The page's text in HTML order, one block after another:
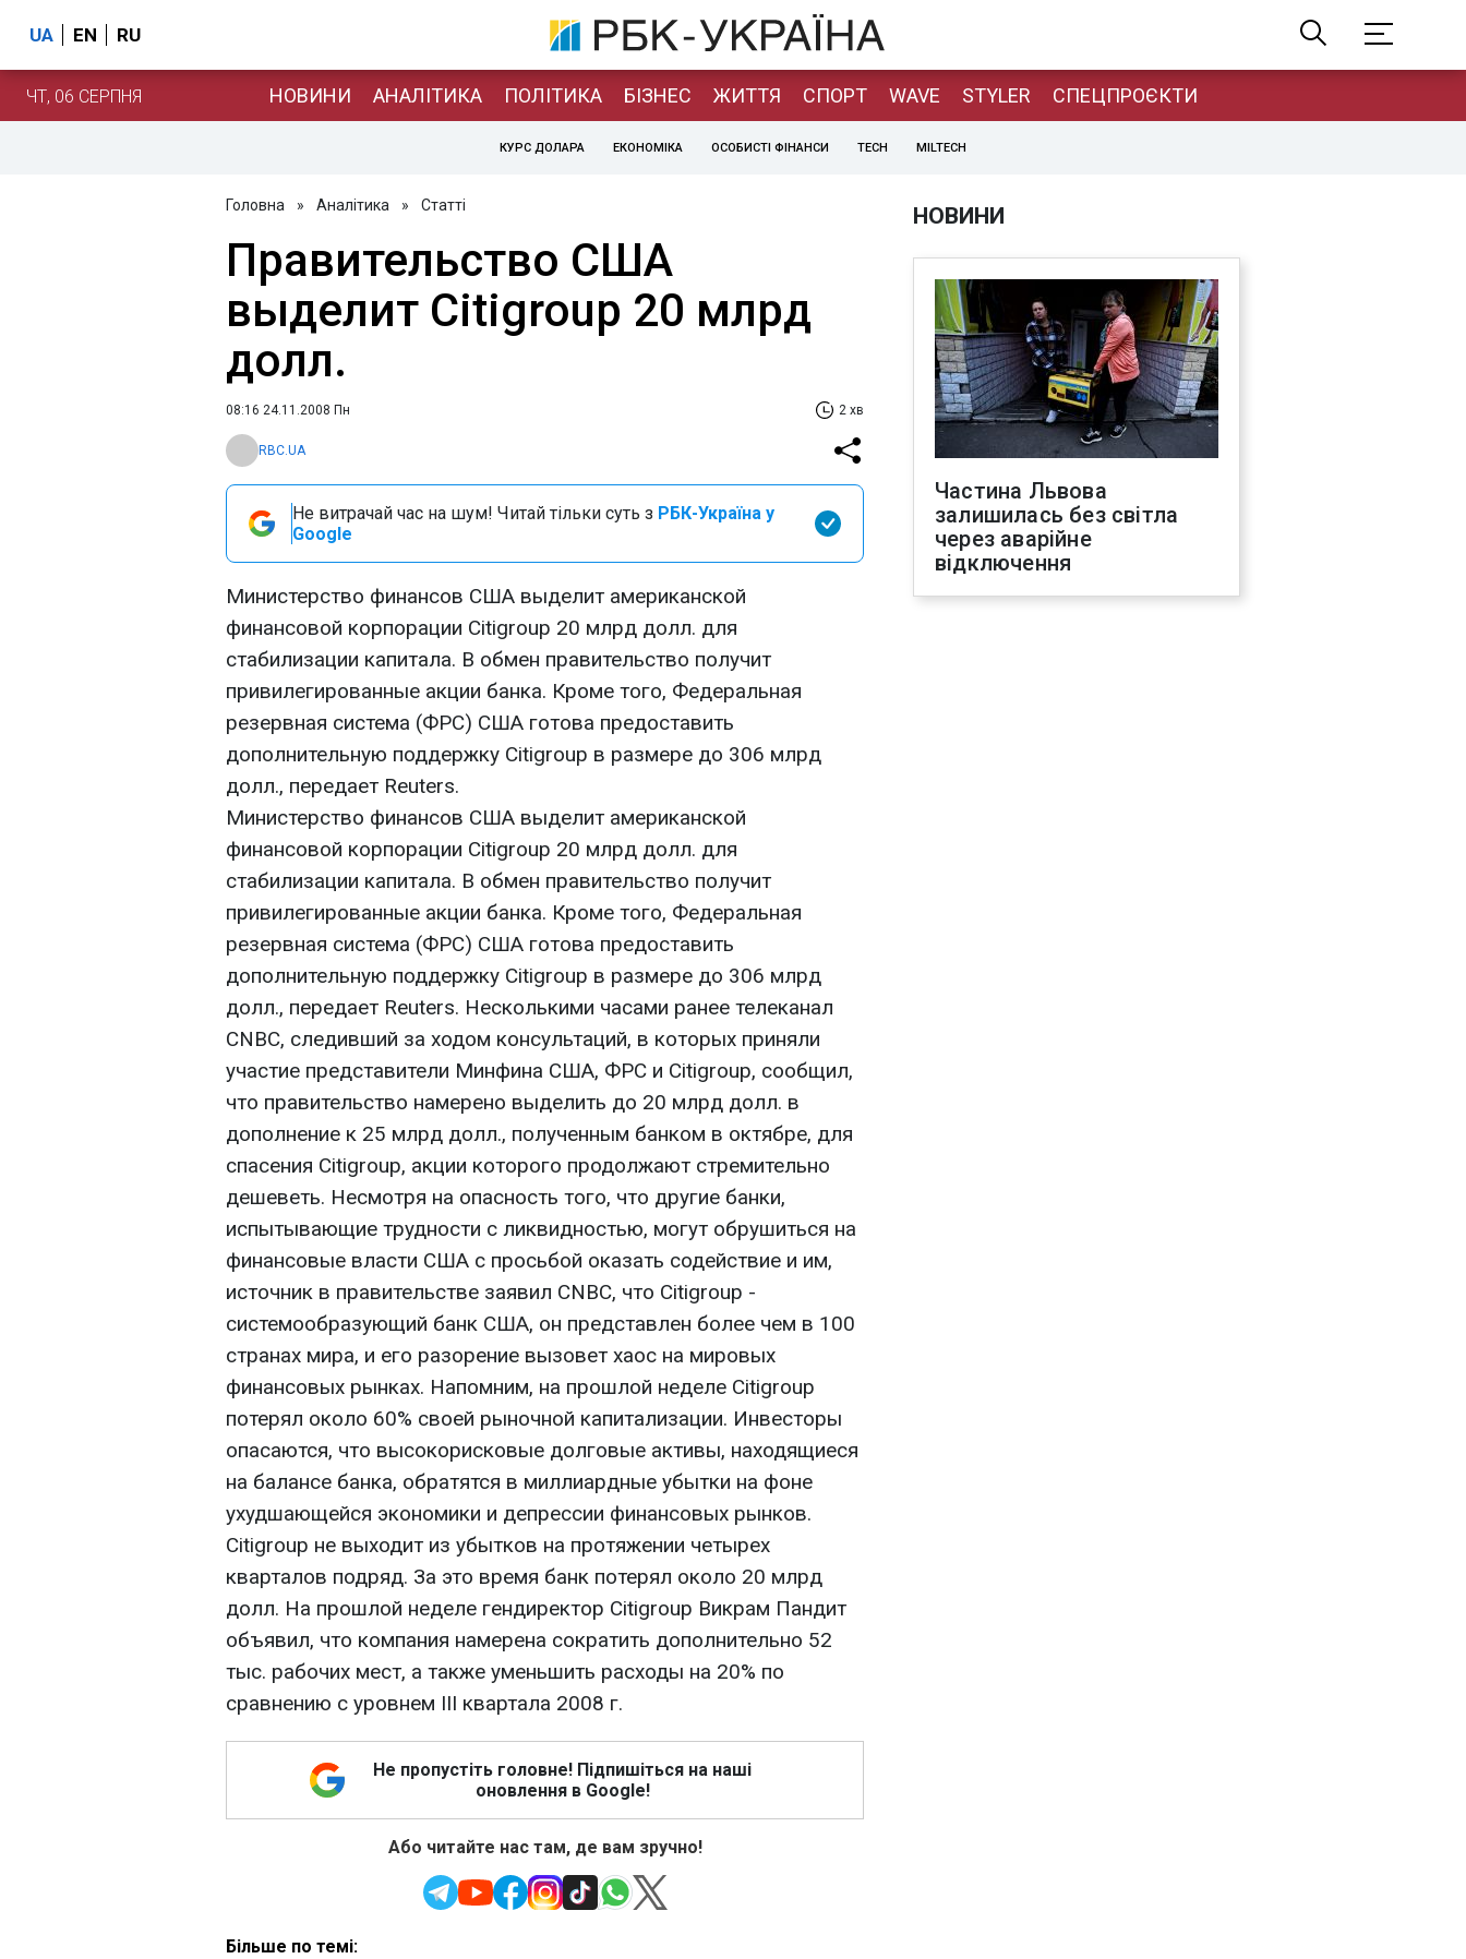
UA EN RU
ЧТ, 06 СЕРПНЯ НОВИНИ АНАЛІТИКА ПОЛІТИКА БІЗНЕС ЖИТТЯ СПОРТ WAVE STYLER СПЕЦПРОЄКТИ
КУРС ДОЛАРА ЕКОНОМІКА ОСОБИСТІ ФІНАНСИ TECH MILTECH
Головна » Аналітика » Статті
Правительство США
выделит Citigroup 20 млрд
долл.
08:16 24.11.2008 Пн 2 хв
RBC.UA
Не витрачай час на шум! Читай тільки суть з РБК-Україна у
Google
Министерство финансов США выделит американской
финансовой корпорации Citigroup 20 млрд долл. для
стабилизации капитала. В обмен правительство получит
привилегированные акции банка. Кроме того, Федеральная
резервная система (ФРС) США готова предоставить
дополнительную поддержку Citigroup в размере до 306 млрд
долл., передает Reuters.
Министерство финансов США выделит американской
финансовой корпорации Citigroup 20 млрд долл. для
стабилизации капитала. В обмен правительство получит
привилегированные акции банка. Кроме того, Федеральная
резервная система (ФРС) США готова предоставить
дополнительную поддержку Citigroup в размере до 306 млрд
долл., передает Reuters. Несколькими часами ранее телеканал
CNBC, следивший за ходом консультаций, в которых приняли
участие представители Минфина США, ФРС и Citigroup, сообщил,
что правительство намерено выделить до 20 млрд долл. в
дополнение к 25 млрд долл., полученным банком в октябре, для
спасения Citigroup, акции которого продолжают стремительно
дешеветь. Несмотря на опасность того, что другие банки,
испытывающие трудности с ликвидностью, могут обрушиться на
финансовые власти США с просьбой оказать содействие и им,
источник в правительстве заявил CNBC, что Citigroup -
системообразующий банк США, он представлен более чем в 100
странах мира, и его разорение вызовет хаос на мировых
финансовых рынках. Напомним, на прошлой неделе Citigroup
потерял около 60% своей рыночной капитализации. Инвесторы
опасаются, что высокорисковые долговые активы, находящиеся
на балансе банка, обратятся в миллиардные убытки на фоне
ухудшающейся экономики и депрессии финансовых рынков.
Citigroup не выходит из убытков на протяжении четырех
кварталов подряд. За это время банк потерял около 20 млрд
долл. На прошлой неделе гендиректор Citigroup Викрам Пандит
объявил, что компания намерена сократить дополнительно 52
тыс. рабочих мест, а также уменьшить расходы на 20% по
сравнению с уровнем III квартала 2008 г.
Не пропустіть головне! Підпишіться на наші
оновлення в Google!
Або читайте нас там, де вам зручно!
Більше по темі:
НОВИНИ
Частина Львова
залишилась без світла
через аварійне
відключення